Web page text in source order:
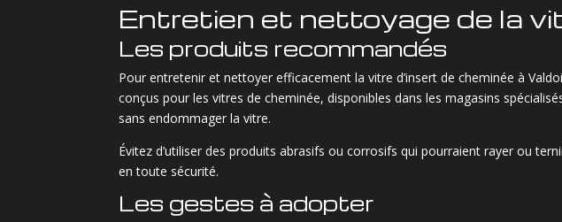
Entretien et nettoyage de la
Les produits recommandés
Pour entretenir et nettoyer efficacement la vitre d’insert de cheminée à
conçus pour les vitres de cheminée, disponibles dans les magasins
sans endommager la vitre.
Évitez d’utiliser des produits abrasifs ou corrosifs qui pourraient rayer ou
en toute sécurité.
Les gestes à adopter